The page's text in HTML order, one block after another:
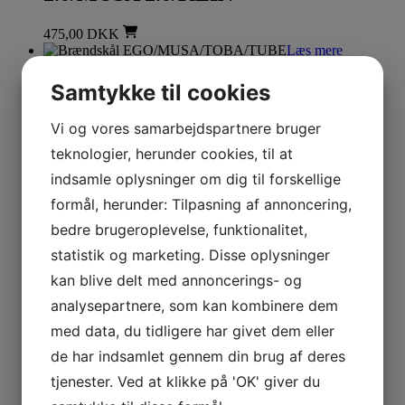
475,00 DKK
Læs mere
Reservedele til MCZ pilleovne
Brændskål
EGO/MUSA/TOBA/TUBE
1.032,00DKK
Læs mere
Reservedele til MCZ pilleovne
Brændskål (new) FACE/KAIKA
1.170,00DKK
Læs mere
Reservedele til MCZ pilleovne
Gearmotor (brushless) MAESTRO
Samtykke til cookies
Vi og vores samarbejdspartnere bruger
teknologier, herunder cookies, til at
indsamle oplysninger om dig til forskellige
formål, herunder: Tilpasning af annoncering,
bedre brugeroplevelse, funktionalitet,
statistik og marketing. Disse oplysninger
kan blive delt med annoncerings- og
analysepartnere, som kan kombinere dem
med data, du tidligere har givet dem eller
de har indsamlet gennem din brug af deres
tjenester. Ved at klikke på 'OK' giver du